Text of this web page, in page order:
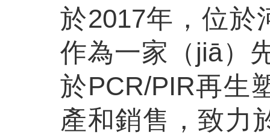
於2017年，位於
作為一家（jiā）
於PCR/PIR再生
產和銷售，致力